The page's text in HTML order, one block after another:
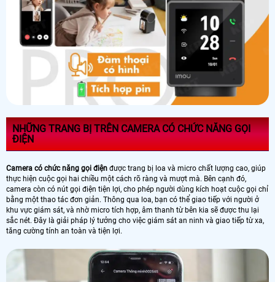
NHỮNG TRANG BỊ TRÊN CAMERA CÓ CHỨC NĂNG GỌI
ĐIỆN
Camera có chức năng gọi điện được trang bị loa và micro chất lượng cao, giúp
thực hiện cuộc gọi hai chiều một cách rõ ràng và mượt mà. Bên cạnh đó,
camera còn có nút gọi điện tiện lợi, cho phép người dùng kích hoạt cuộc gọi chỉ
bằng một thao tác đơn giản. Thông qua loa, bạn có thể giao tiếp với người ở
khu vực giám sát, và nhờ micro tích hợp, âm thanh từ bên kia sẽ được thu lại
sắc nét. Đây là giải pháp lý tưởng cho việc giám sát an ninh và giao tiếp từ xa,
tăng cường tính an toàn và tiện lợi.